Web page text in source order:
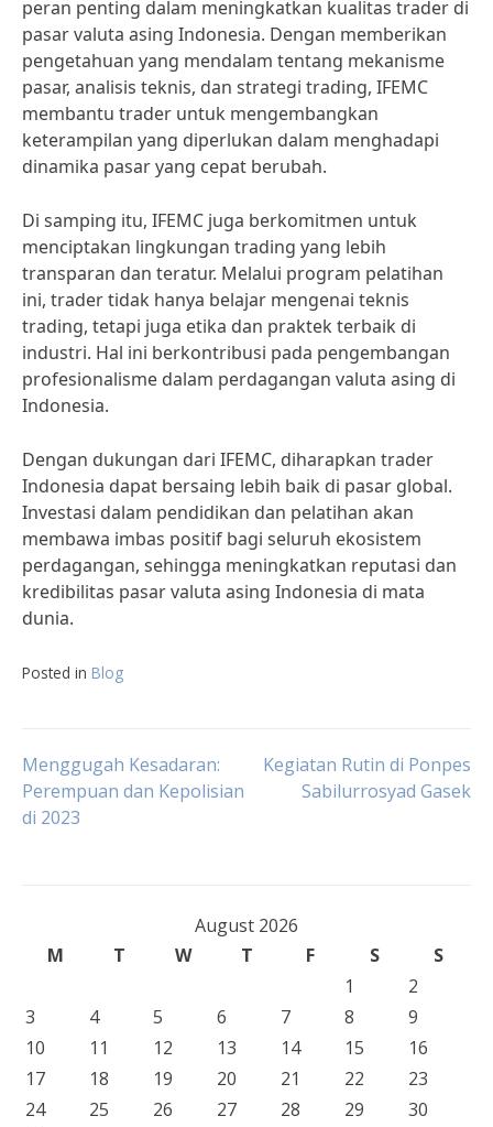
peran penting dalam meningkatkan kualitas trader di
pasar valuta asing Indonesia. Dengan memberikan
pengetahuan yang mendalam tentang mekanisme
pasar, analisis teknis, dan strategi trading, IFEMC
membantu trader untuk mengembangkan
keterampilan yang diperlukan dalam menghadapi
dinamika pasar yang cepat berubah.
Di samping itu, IFEMC juga berkomitmen untuk
menciptakan lingkungan trading yang lebih
transparan dan teratur. Melalui program pelatihan
ini, trader tidak hanya belajar mengenai teknis
trading, tetapi juga etika dan praktek terbaik di
industri. Hal ini berkontribusi pada pengembangan
profesionalisme dalam perdagangan valuta asing di
Indonesia.
Dengan dukungan dari IFEMC, diharapkan trader
Indonesia dapat bersaing lebih baik di pasar global.
Investasi dalam pendidikan dan pelatihan akan
membawa imbas positif bagi seluruh ekosistem
perdagangan, sehingga meningkatkan reputasi dan
kredibilitas pasar valuta asing Indonesia di mata
dunia.
Posted in Blog
Post
navigation
Menggugah Kesadaran:
Perempuan dan Kepolisian
di 2023
Kegiatan Rutin di Ponpes
Sabilurrosyad Gasek
August 2026
M
T W T F S
S
1
2
3
4 5 6 7 8
9
10
11 12 13 14 15
16
17
18 19 20 21 22
23
24
25 26 27 28 29
30